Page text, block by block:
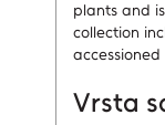
plants and
collection
Vrsta